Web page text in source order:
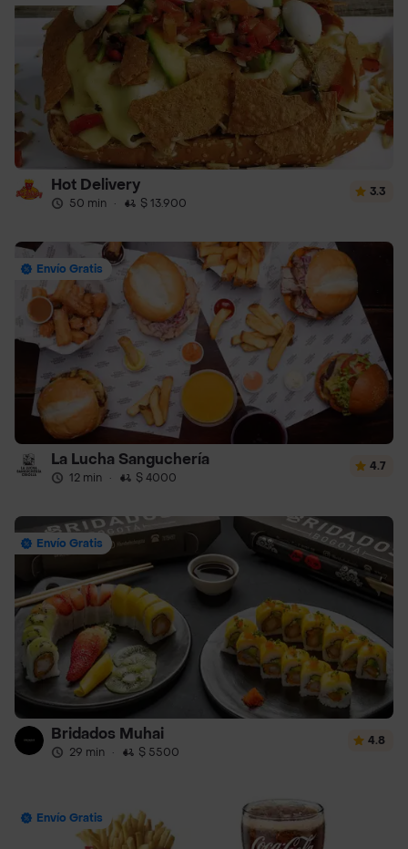
Hot Delivery
50 min · $ 13.900
3.3
Envío Gratis
La Lucha Sanguchería
12 min · $ 4000
4.7
Envío Gratis
Bridados Muhai
29 min · $ 5500
4.8
Envío Gratis